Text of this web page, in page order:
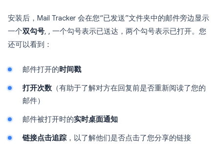
安装后，Mail Tracker 会在您“已发送”文件夹中的邮件旁边显示
一个双勾号, , 一个勾号表示已送达，两个勾号表示已打开。您
还可以看到：
邮件打开的时间戳
打开次数 （有助于了解对方在回复前是否重新阅读了您的
邮件）
邮件被打开时的实时桌面通知
链接点击追踪 ，以了解他们是否点击了您分享的链接